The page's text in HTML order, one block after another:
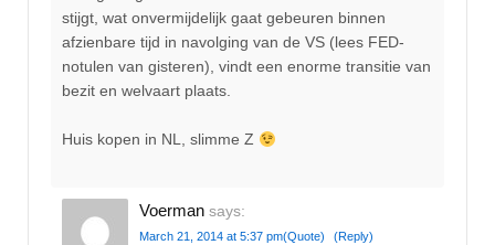
stijgt, wat onvermijdelijk gaat gebeuren binnen
afzienbare tijd in navolging van de VS (lees FED-
notulen van gisteren), vindt een enorme transitie van
bezit en welvaart plaats.
Huis kopen in NL, slimme Z
Voerman says:
March 21, 2014 at 5:37 pm(Quote) (Reply)